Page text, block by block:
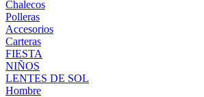
Chalecos
Polleras
Accesorios
Carteras
FIESTA
NIÑOS
LENTES DE SOL
Hombre